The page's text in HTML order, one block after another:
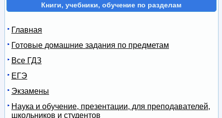
Книги, учебники, обучение по разделам
Главная
Готовые домашние задания по предметам
Все ГДЗ
ЕГЭ
Экзамены
Наука и обучение, презентации, для преподавателей,
школьников и студентов